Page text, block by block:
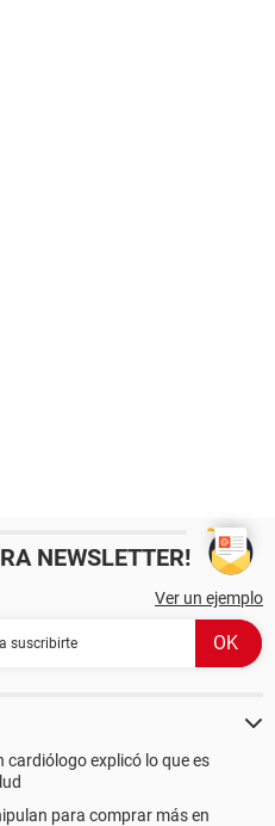
NEWSLETTER!
Ver un ejemplo
cardiólogo explicó lo que es
para comprar más en